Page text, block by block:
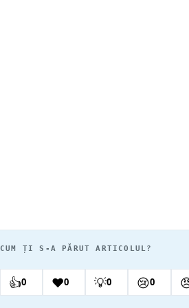
CUM ȚI S-A PĂRUT ARTICOLUL?
👍0 ❤️0 💡0 😢0